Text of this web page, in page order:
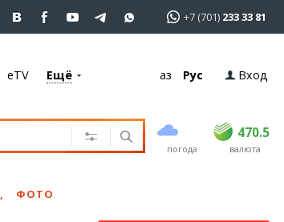
+7 (701) 233 33 81
eTV Ещё Қаз Рус Вход
погода
470.5
USD 469 470.5
EUR валюта
, ФОТО